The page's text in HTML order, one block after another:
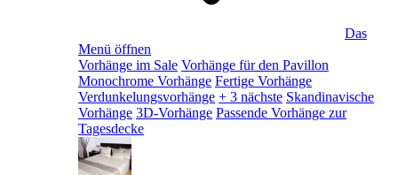
Das
Menü öffnen
Vorhänge im Sale Vorhänge für den Pavillon
Monochrome Vorhänge Fertige Vorhänge
Verdunkelungsvorhänge + 3 nächste Skandinavische
Vorhänge 3D-Vorhänge Passende Vorhänge zur
Tagesdecke